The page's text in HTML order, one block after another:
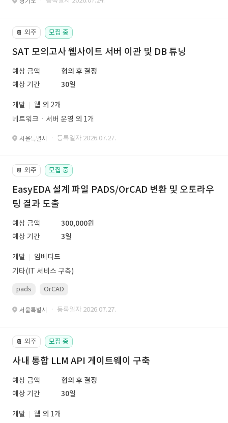
📔 외주 모집 중
SAT 모의고사 웹사이트 서버 이관 및 DB 튜닝
예상 금액
협의 후 결정
예상 기간
30일
개발
웹 외 2개
네트워크ㆍ서버 운영 외 1개
서울특별시 · 등록일자 2026.07.27.
📔 외주 모집 중
EasyEDA 설계 파일 PADS/OrCAD 변환 및 오토라우
팅 결과 도출
예상 금액
300,000원
예상 기간
3일
개발
임베디드
기타(IT 서비스 구축)
pads OrCAD
서울특별시 · 등록일자 2026.07.27.
📔 외주 모집 중
사내 통합 LLM API 게이트웨이 구축
예상 금액
협의 후 결정
예상 기간
30일
개발
웹 외 1개